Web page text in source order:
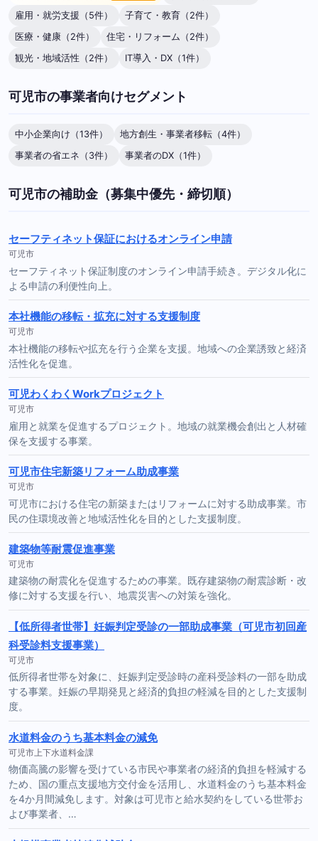
雇用・就労支援（5件）
子育て・教育（2件）
医療・健康（2件）
住宅・リフォーム（2件）
観光・地域活性（2件）
IT導入・DX（1件）
可児市の事業者向けセグメント
中小企業向け（13件）
地方創生・事業者移転（4件）
事業者の省エネ（3件）
事業者のDX（1件）
可児市の補助金（募集中優先・締切順）
セーフティネット保証におけるオンライン申請
可児市
セーフティネット保証制度のオンライン申請手続き。デジタル化に
よる申請の利便性向上。
本社機能の移転・拡充に対する支援制度
可児市
本社機能の移転や拡充を行う企業を支援。地域への企業誘致と経済
活性化を促進。
可児わくわくWorkプロジェクト
可児市
雇用と就業を促進するプロジェクト。地域の就業機会創出と人材確
保を支援する事業。
可児市住宅新築リフォーム助成事業
可児市
可児市における住宅の新築またはリフォームに対する助成事業。市
民の住環境改善と地域活性化を目的とした支援制度。
建築物等耐震促進事業
可児市
建築物の耐震化を促進するための事業。既存建築物の耐震診断・改
修に対する支援を行い、地震災害への対策を強化。
【低所得者世帯】妊娠判定受診の一部助成事業（可児市初回産
科受診料支援事業）
可児市
低所得者世帯を対象に、妊娠判定受診時の産科受診料の一部を助成
する事業。妊娠の早期発見と経済的負担の軽減を目的とした支援制
度。
水道料金のうち基本料金の減免
可児市上下水道料金課
物価高騰の影響を受けている市民や事業者の経済的負担を軽減する
ため、国の重点支援地方交付金を活用し、水道料金のうち基本料金
を4か月間減免します。対象は可児市と給水契約をしている世帯お
よび事業者、…